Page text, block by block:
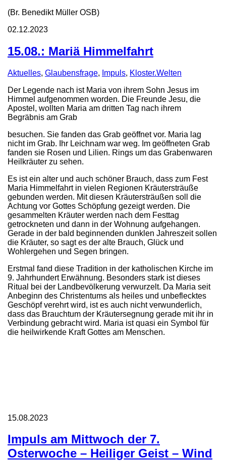
(Br. Benedikt Müller OSB)
02.12.2023
15.08.: Mariä Himmelfahrt
Aktuelles, Glaubensfrage, Impuls, Kloster.Welten
Der Legende nach ist Maria von ihrem Sohn Jesus im
Himmel aufgenommen worden. Die Freunde Jesu, die
Apostel, wollten Maria am dritten Tag nach ihrem
Begräbnis am Grab
besuchen. Sie fanden das Grab geöffnet vor. Maria lag
nicht im Grab. Ihr Leichnam war weg. Im geöffneten Grab
fanden sie Rosen und Lilien. Rings um das Grabenwaren
Heilkräuter zu sehen.
Es ist ein alter und auch schöner Brauch, dass zum Fest
Maria Himmelfahrt in vielen Regionen Kräutersträuße
gebunden werden. Mit diesen Kräutersträußen soll die
Achtung vor Gottes Schöpfung gezeigt werden. Die
gesammelten Kräuter werden nach dem Festtag
getrockneten und dann in der Wohnung aufgehangen.
Gerade in der bald beginnenden dunklen Jahreszeit sollen
die Kräuter, so sagt es der alte Brauch, Glück und
Wohlergehen und Segen bringen.
Erstmal fand diese Tradition in der katholischen Kirche im
9. Jahrhundert Erwähnung. Besonders stark ist dieses
Ritual bei der Landbevölkerung verwurzelt. Da Maria seit
Anbeginn des Christentums als heiles und unbeflecktes
Geschöpf verehrt wird, ist es auch nicht verwunderlich,
dass das Brauchtum der Kräutersegnung gerade mit ihr in
Verbindung gebracht wird. Maria ist quasi ein Symbol für
die heilwirkende Kraft Gottes am Menschen.
15.08.2023
Impuls am Mittwoch der 7.
Osterwoche – Heiliger Geist – Wind